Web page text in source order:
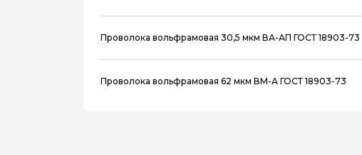
Проволока вольфрамовая 30,5 мкм ВА-АП ГОСТ 18903-73
Проволока вольфрамовая 62 мкм ВМ-А ГОСТ 18903-73